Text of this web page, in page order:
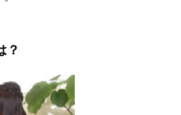
？